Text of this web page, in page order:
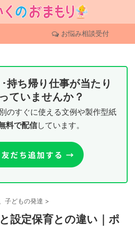
お悩み相談受付
持ち帰り仕事が当たり
ていませんか？
のすぐに使える文例や製作型紙
料で配信しています。
子どもの発達 >
設定保育との違い｜ポ